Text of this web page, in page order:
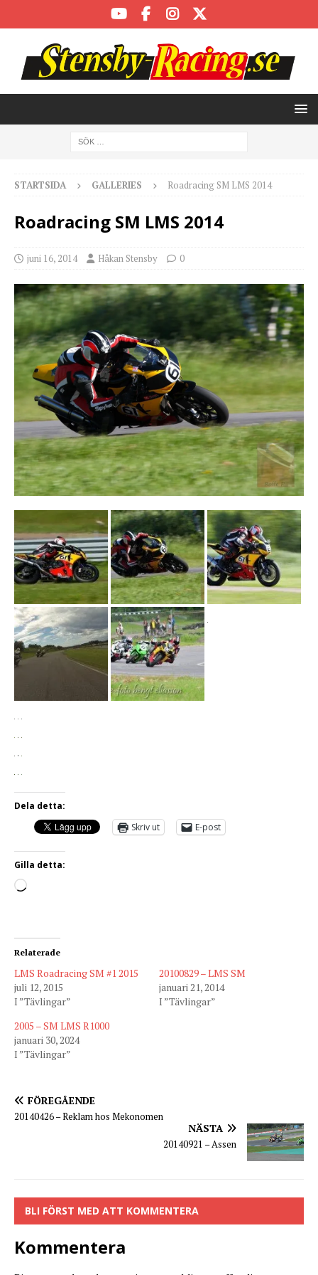
STARTSIDA GALLERIES Roadracing SM LMS 2014
Roadracing SM LMS 2014
juni 16, 2014 Håkan Stensby 0
Dela detta:
Skriv ut
E-post
Gilla detta:
Relaterade
LMS Roadracing SM #1 2015
juli 12, 2015
I ”Tävlingar”
20100829 – LMS SM
januari 21, 2014
I ”Tävlingar”
2005 – SM LMS R1000
januari 30, 2024
I ”Tävlingar”
FÖREGÅENDE
20140426 – Reklam hos Mekonomen
NÄSTA
20140921 – Assen
BLI FÖRST MED ATT KOMMENTERA
Kommentera